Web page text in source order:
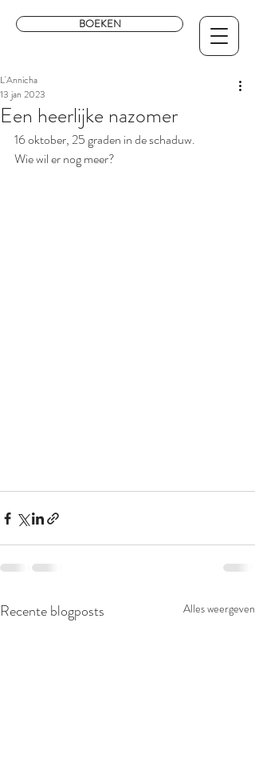
BOEKEN
Een heerlijke nazomer
L'Annicha
13 jan 2023
16 oktober, 25 graden in de schaduw.
Wie wil er nog meer?
Recente blogposts Alles weergeven